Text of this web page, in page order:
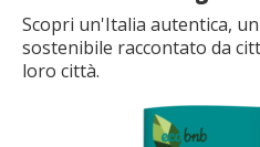
Scopri un'Italia autentica,
sostenibile raccontato da
loro città.